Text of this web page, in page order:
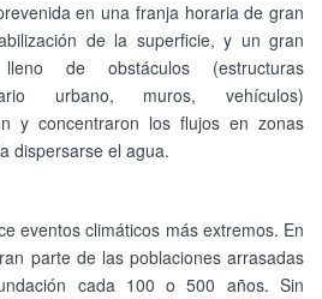
en una franja horaria de gran
de la superficie, y un gran
de obstáculos (estructuras
urbano, muros, vehículos)
y concentraron los flujos en zonas
dispersarse el agua.
eventos climáticos más extremos. En
parte de las poblaciones arrasadas
cada 100 o 500 años. Sin